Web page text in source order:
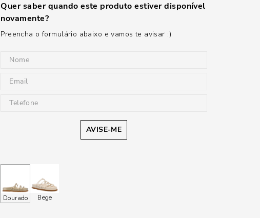
Quer saber quando este produto estiver disponível
novamente?
Preencha o formulário abaixo e vamos te avisar :)
AVISE-ME
Dourado Bege